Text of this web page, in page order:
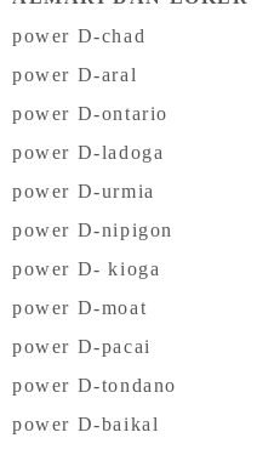
power D-chad
power D-aral
power D-ontario
power D-ladoga
power D-urmia
power D-nipigon
power D- kioga
power D-moat
power D-pacai
power D-tondano
power D-baikal